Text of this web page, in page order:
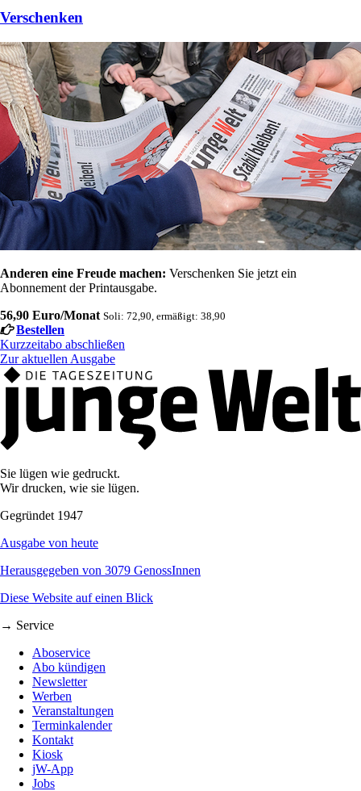
Verschenken
Anderen eine Freude machen: Verschenken Sie jetzt ein
Abonnement der Printausgabe.
56,90 Euro/Monat Soli: 72,90, ermäßigt: 38,90
Bestellen
Kurzzeitabo abschließen
Zur aktuellen Ausgabe
Sie lügen wie gedruckt.
Wir drucken, wie sie lügen.
Gegründet 1947
Ausgabe von heute
Herausgegeben von 3079 GenossInnen
Diese Website auf einen Blick
→ Service
Aboservice
Abo kündigen
Newsletter
Werben
Veranstaltungen
Terminkalender
Kontakt
Kiosk
jW-App
Jobs